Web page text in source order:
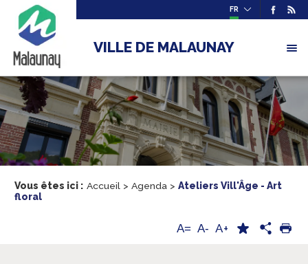
FR
VILLE DE MALAUNAY
Vous êtes ici : Accueil > Agenda > Ateliers Vill'Âge - Art
floral
A= A- A+